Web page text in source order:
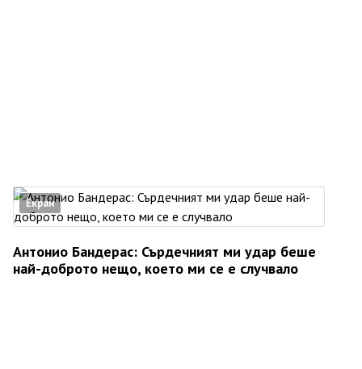
Екран
Антонио Бандерас: Сърдечният ми удар беше
най-доброто нещо, което ми се е случвало